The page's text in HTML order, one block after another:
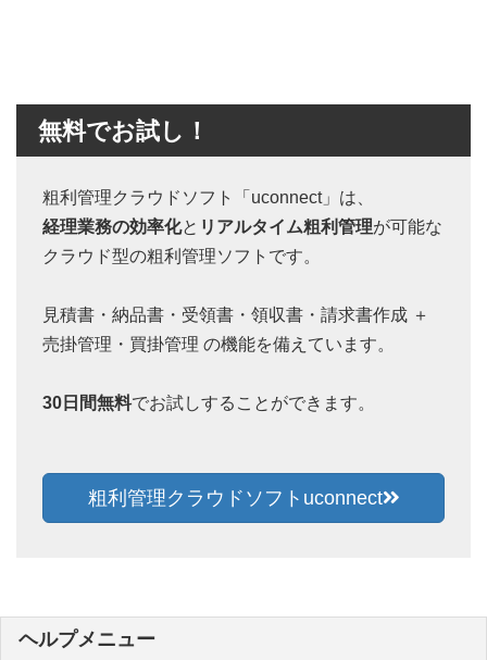
無料でお試し！
粗利管理クラウドソフト「uconnect」は、
経理業務の効率化と リアルタイム粗利管理が可能な
クラウド型の粗利管理ソフトです。
見積書・納品書・受領書・領収書・請求書作成 ＋
売掛管理・買掛管理 の機能を備えています。
30日間無料でお試しすることができます。
粗利管理クラウドソフトuconnect
ヘルプメニュー